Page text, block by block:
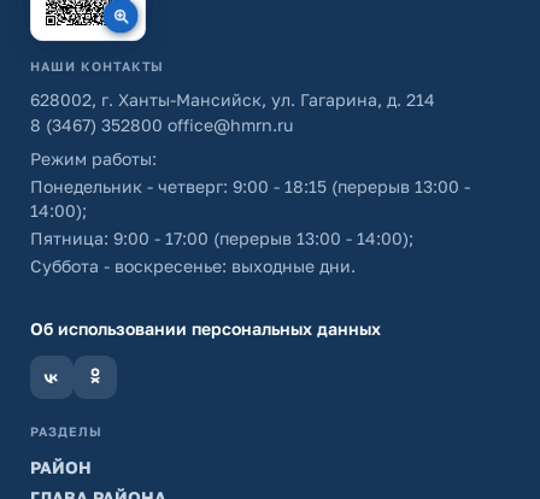
НАШИ КОНТАКТЫ
628002, г. Ханты-Мансийск, ул. Гагарина, д. 214
8 (3467) 352800 office@hmrn.ru
Режим работы:
Понедельник - четверг: 9:00 - 18:15 (перерыв 13:00 -
14:00);
Пятница: 9:00 - 17:00 (перерыв 13:00 - 14:00);
Суббота - воскресенье: выходные дни.
Об использовании персональных данных
РАЗДЕЛЫ
РАЙОН